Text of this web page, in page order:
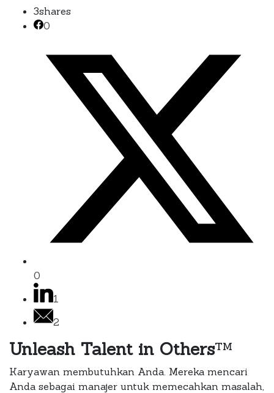
3shares
0
0
1
2
Unleash Talent in Others™
Karyawan membutuhkan Anda. Mereka mencari
Anda sebagai manajer untuk memecahkan masalah,